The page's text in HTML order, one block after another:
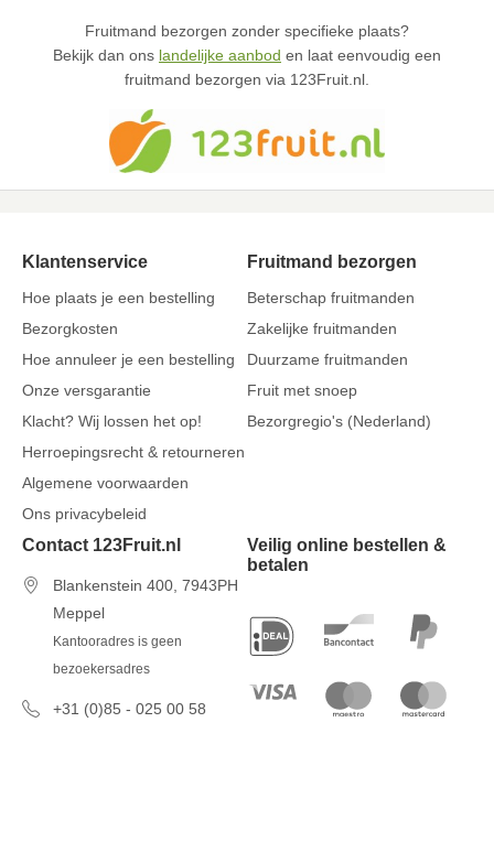
Fruitmand bezorgen zonder specifieke plaats?
Bekijk dan ons landelijke aanbod en laat eenvoudig een
fruitmand bezorgen via 123Fruit.nl.
Klantenservice
Hoe plaats je een bestelling
Bezorgkosten
Hoe annuleer je een bestelling
Onze versgarantie
Klacht? Wij lossen het op!
Herroepingsrecht & retourneren
Algemene voorwaarden
Ons privacybeleid
Fruitmand bezorgen
Beterschap fruitmanden
Zakelijke fruitmanden
Duurzame fruitmanden
Fruit met snoep
Bezorgregio's (Nederland)
Contact 123Fruit.nl
Blankenstein 400, 7943PH
Meppel
Kantooradres is geen
bezoekersadres
+31 (0)85 - 025 00 58
Veilig online bestellen &
betalen